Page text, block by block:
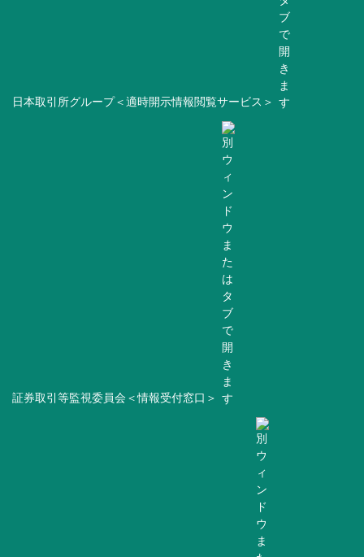
日本取引所グループ＜適時開示情報閲覧サービス＞
証券取引等監視委員会＜情報受付窓口＞